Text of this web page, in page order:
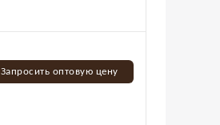
Запросить оптовую цену